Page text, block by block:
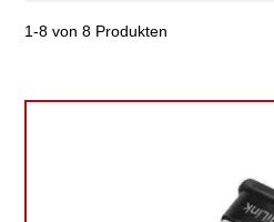
1-8 von 8 Produkten